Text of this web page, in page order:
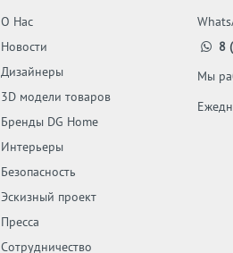
О Нас
Новости
Дизайнеры
3D модели товаров
Бренды DG Home
Интерьеры
Безопасность
Эскизный проект
Пресса
Сотрудничество
8
Мы